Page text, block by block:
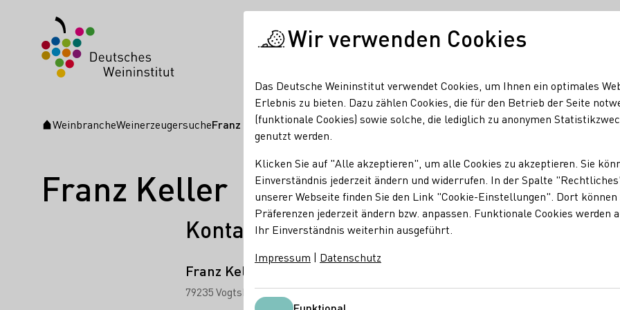
Startseite
WeinbrancheWeinerzeugersucheFranz Keller
Franz Keller
Kontakt
Franz Keller
79235 Vogtsburg-Oberbergen Badbergstraße 23 Baden Deutschland
Wir verwenden Cookies
Das Deutsche Weininstitut verwendet Cookies, um Ihnen ein optimales
Erlebnis zu bieten. Dazu zählen Cookies, die für den Betrieb der Seite
(funktionale Cookies) sowie solche, die lediglich zu anonymen
genutzt werden.
Klicken Sie auf "Alle akzeptieren", um alle Cookies zu akzeptieren. Sie
Einverständnis jederzeit ändern und widerrufen. In der Spalte
unserer Webseite finden Sie den Link "Cookie-Einstellungen". Dort können
Präferenzen jederzeit ändern bzw. anpassen. Funktionale Cookies werden
Ihr Einverständnis weiterhin ausgeführt.
Impressum | Datenschutz